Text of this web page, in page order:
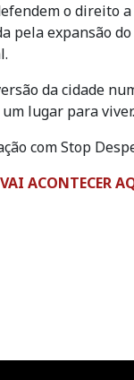
o direito
pela expansão
da cidade
lugar para viver.
com Stop
ACONTECER